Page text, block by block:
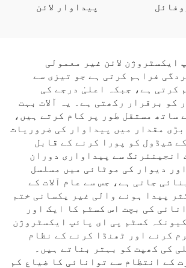
پیداوار لائن
ایکسٹروژن لائن غیر معمولی
فراہم کرتی ہے جو تیزی سے
کرتی ہے، جبکہ اعلیٰ درجے کی
کو برقرار رکھتی ہے۔ یہ آلات بہت
ساتھ مستقل طور پر کام کرتے ہیں،
مقدار میں پیداوار کی ضروریات
شیڈول کو پورا کرنے کے قابل
انجینئرنگ سے پیداواری دوران
دیوار کی موٹائی میں مسلسل
جاتی ہے، جس سے عام آلات کے
پیدا ہونے والی غیر یکسانی ختم
کی بچت اس کسٹم کا ایک اور
کسٹم پی ای پائپ ایکسٹروژن
کرنے اور ٹھنڈا کرنے کے نظام
کی کھپت کو بہتر بناتے ہیں۔
کے انتظام سے توانائی کا ضیاع کم